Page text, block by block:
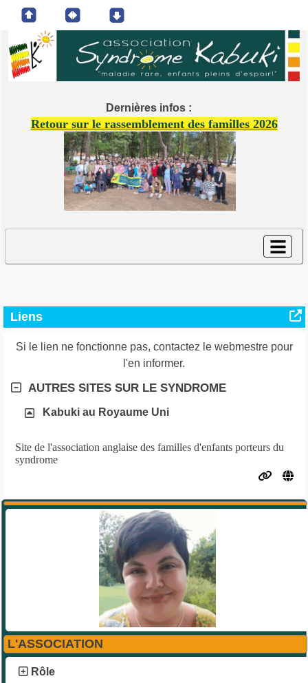
Dernières infos :
Retour sur le rassemblement des familles 2026
L'ASSOCIATION
Rôle
Liens
Si le lien ne fonctionne pas, contactez le webmestre pour
l'en informer.
AUTRES SITES SUR LE SYNDROME
Kabuki au Royaume Uni
Site de l'association anglaise des familles d'enfants porteurs du
syndrome